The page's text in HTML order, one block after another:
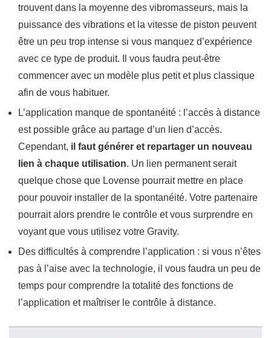
trouvent dans la moyenne des vibromasseurs, mais la
puissance des vibrations et la vitesse de piston peuvent
être un peu trop intense si vous manquez d’expérience
avec ce type de produit. Il vous faudra peut-être
commencer avec un modèle plus petit et plus classique
afin de vous habituer.
L’application manque de spontanéité : l’accès à distance
est possible grâce au partage d’un lien d’accès.
Cependant, il faut générer et repartager un nouveau
lien à chaque utilisation. Un lien permanent serait
quelque chose que Lovense pourrait mettre en place
pour pouvoir installer de la spontanéité. Votre partenaire
pourrait alors prendre le contrôle et vous surprendre en
voyant que vous utilisez votre Gravity.
Des difficultés à comprendre l’application : si vous n’êtes
pas à l’aise avec la technologie, il vous faudra un peu de
temps pour comprendre la totalité des fonctions de
l’application et maîtriser le contrôle à distance.